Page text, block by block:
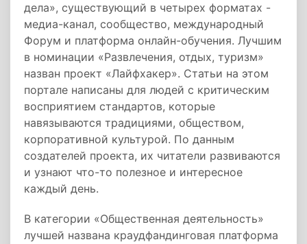
дела», существующий в четырех форматах -
медиа-канал, сообщество, международный
Форум и платформа онлайн-обучения. Лучшим
в номинации «Развлечения, отдых, туризм»
назван проект «Лайфхакер». Статьи на этом
портале написаны для людей с критическим
восприятием стандартов, которые
навязываются традициями, обществом,
корпоративной культурой. По данным
создателей проекта, их читатели развиваются
и узнают что-то полезное и интересное
каждый день.
В категории «Общественная деятельность»
лучшей названа краудфандинговая платформа